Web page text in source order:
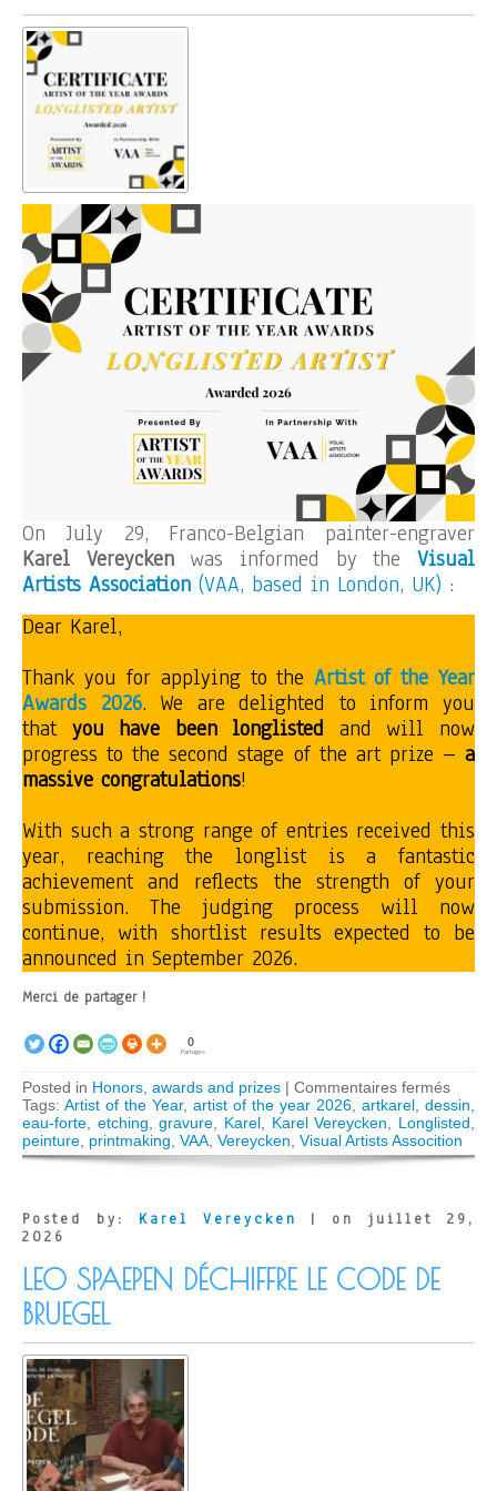
On July 29, Franco-Belgian painter-engraver
Karel Vereyckenwas informed by theVisual
Artists Association (VAA, based in London, UK) :
Dear Karel,
Thank you for applying to theArtist of the Year
Awards 2026. We are delighted to inform you
thatyou have been longlisted and will now
progress to the second stage of the art prize – a
massive congratulations!
With such a strong range of entries received this
year, reaching the longlist is a fantastic
achievement and reflects the strength of your
submission. The judging process will now
continue, with shortlist results expected to be
announced in September 2026.
Merci de partager !
0
Partages
Posted in Honors, awards and prizes | Commentaires ferméssur
Karel
for
the
Year
Tags: Artist of the Year, artist of the year 2026, artkarel, dessin,
eau-forte, etching,gravure, Karel, Karel Vereycken, Longlisted,
peinture, printmaking, VAA, Vereycken, Visual Artists Assocition
Posted by: Karel Vereycken
| on juillet 29,
2026
LEO SPAEPEN DÉCHIFFRE LE CODE DE
BRUEGEL